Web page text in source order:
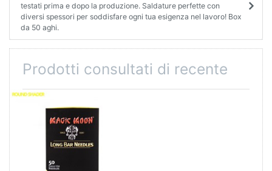
testati prima e dopo la produzione. Saldature perfette con
diversi spessori per soddisfare ogni tua esigenza nel lavoro! Box
da 50 aghi.
Prodotti consultati di recente